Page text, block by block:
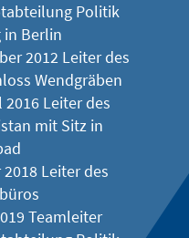
Politik
in Berlin
2012 Leiter des
Wendgräben
Leiter des
mit Sitz in
Leiter des
Teamleiter